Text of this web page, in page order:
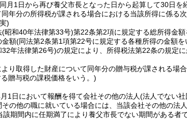
月1日から再び養父市長となった日から起算して30日を
年分の所得税が課される場合における当該所得に係る
)
(昭和40年法律第33号)第22条第2項に規定する総所得金
金額(同法第2条第1項第22号に規定する各種所得の金額を
32年法律第26号)の規定により、所得税法第22条の規定
り取得した財産について同年分の贈与税が課される場
贈与税の課税価格をいう。)
1日において報酬を得て会社その他の法人(法人でない
の他の職に就いている場合には、当該会社その他の法
該期間内に任期満了により養父市長でない期間がある者